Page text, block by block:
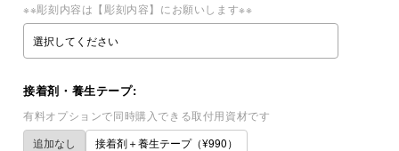
※※彫刻内容は【彫刻内容】にお願いします※※
接着剤・養生テープ:
有料オプションで同時購入できる取付用資材です
追加なし
接着剤＋養生テープ（¥990）